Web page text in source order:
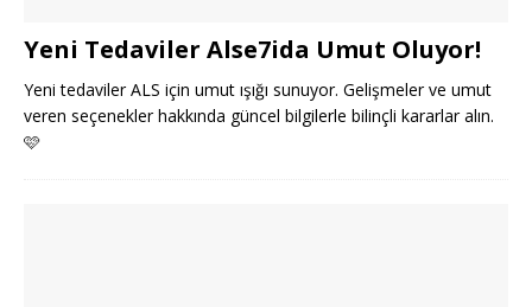
Yeni Tedaviler Alse7ida Umut Oluyor!
Yeni tedaviler ALS için umut ışığı sunuyor. Gelişmeler ve umut
veren seçenekler hakkında güncel bilgilerle bilinçli kararlar alın.
🩷